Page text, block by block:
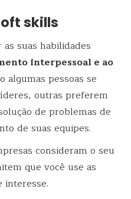
skills
suas habilidades
interpessoal e ao
algumas pessoas se
outras preferem
de problemas de
de suas equipes.
consideram o seu
que você use as
interesse.